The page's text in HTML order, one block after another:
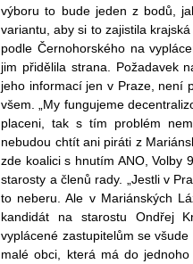
výboru to bude jeden z bodů,
variantu, aby si to zajistila
podle Černohorského na
jim přidělila strana. Požadavek
jeho informací jen v Praze, není
všem. „My fungujeme
placeni, tak s tím problém
nebudou chtít ani piráti z
zde koalici s hnutím ANO, Volby
starosty a členů rady. „Jestli v
to neberu. Ale v Mariánských
kandidát na starostu Ondřej
vyplácené zastupitelům se
malé obci, která má do